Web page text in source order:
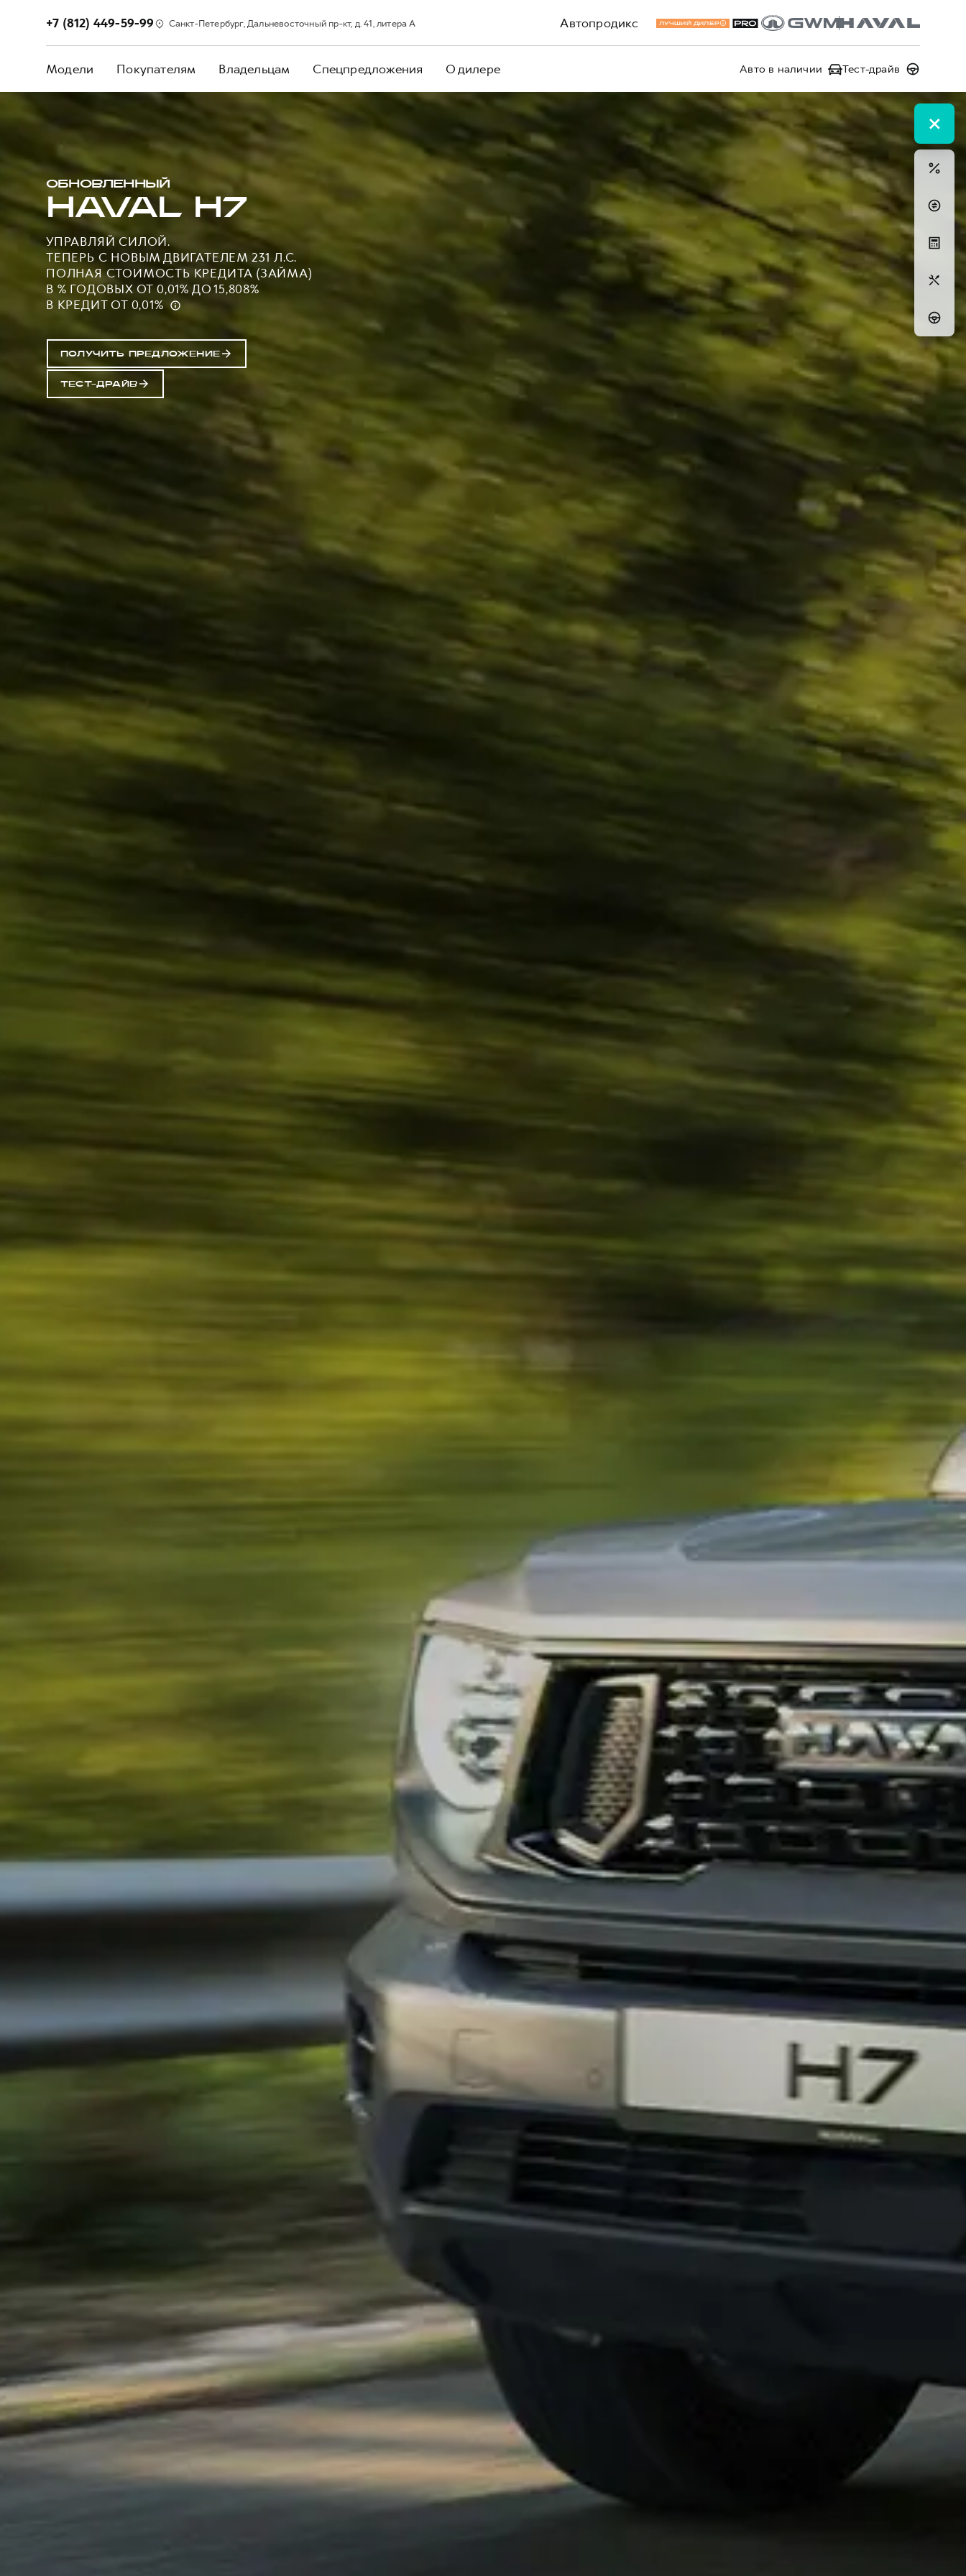
Автопродикс
+7 (812) 449-59-99 Санкт-Петербург, Дальневосточный пр-кт, д. 41, литера А ЛУЧШИЙ ДИЛЕР
Модели Покупателям Владельцам Спецпредложения О дилере Авто в наличии Тест-драйв
ОБНОВЛЕННЫЙ
HAVAL H7
УПРАВЛЯЙ СИЛОЙ.
ТЕПЕРЬ С НОВЫМ ДВИГАТЕЛЕМ 231 Л.С.
ПОЛНАЯ СТОИМОСТЬ КРЕДИТА (ЗАЙМА)
В % ГОДОВЫХ ОТ 0,01% ДО 15,808%
В КРЕДИТ ОТ 0,01%
ПОЛУЧИТЬ ПРЕДЛОЖЕНИЕ
ТЕСТ-ДРАЙВ